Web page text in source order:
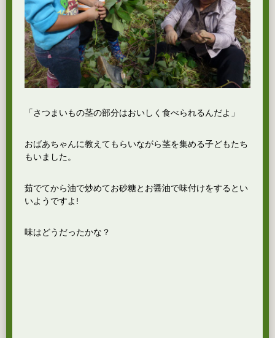
「さつまいもの茎の部分はおいしく食べられるんだよ」
おばあちゃんに教えてもらいながら茎を集める子どもたち
もいました。
茹でてから油で炒めてお砂糖とお醤油で味付けをするとい
いようですよ!
味はどうだったかな？